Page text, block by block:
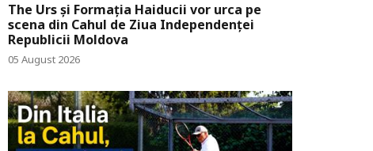
The Urs și Formația Haiducii vor urca pe
scena din Cahul de Ziua Independenței
Republicii Moldova
05 August 2026